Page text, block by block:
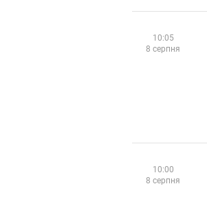
10:05
8 серпня
10:00
8 серпня